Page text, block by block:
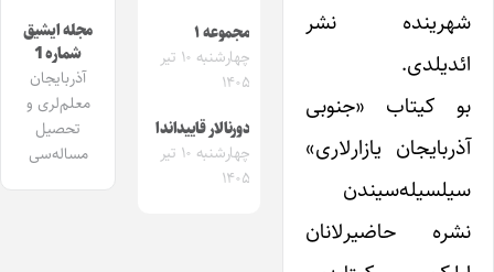
شهرینده نشر
ائدیلدی.
بو کیتاب «جنوبی
آذربایجان یازارلاری»
سیلسیله‌سیندن
نشره حاضیرلانان
مجموعه ۱
چهارشنبه ۱۰ تیر
۱۴۰۵
دورنالار قاییداندا
چهارشنبه ۱۰ تیر
۱۴۰۵
مجله ایشیق
شماره 1
آذربایجان
معلم‌لری و
تحصیل
مساله‌سی